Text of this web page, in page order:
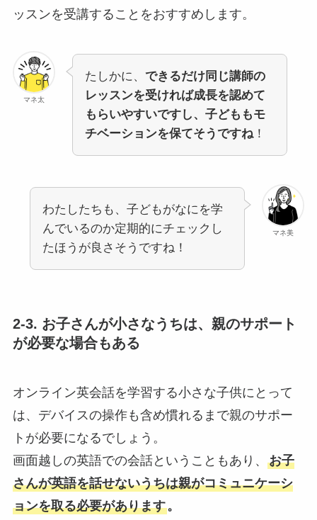
ッスンを受講することをおすすめします。
マネ太
たしかに、 できるだけ同じ講師の
レッスンを受ければ成長を認めて
もらいやすいですし、子どももモ
チベーションを保てそうですね！
マネ美
わたしたちも、子どもがなにを学
んでいるのか定期的にチェックし
たほうが良さそうですね！
2-3. お子さんが小さなうちは、親のサポート
が必要な場合もある
オンライン英会話を学習する小さな子供にとって
は、デバイスの操作も含め慣れるまで親のサポー
トが必要になるでしょう。
画面越しの英語での会話ということもあり、 お子
さんが英語を話せないうちは親がコミュニケーシ
ョンを取る必要があります。